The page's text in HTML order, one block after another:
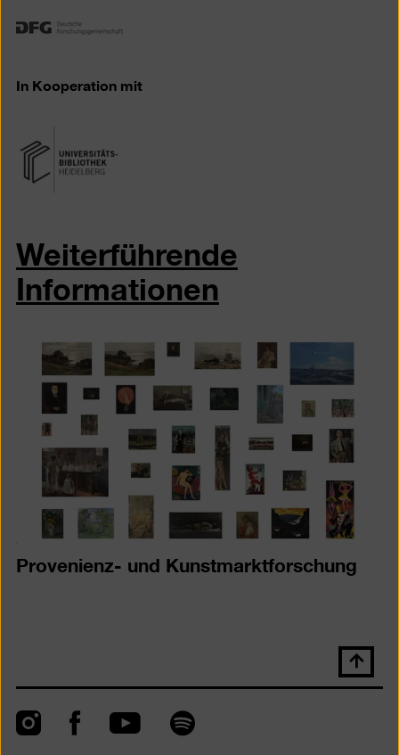
In Kooperation mit
Weiterführende
Informationen
Provenienz- und Kunstmarktforschung
Nach
oben
InstagramFacebookYouTube Spotify